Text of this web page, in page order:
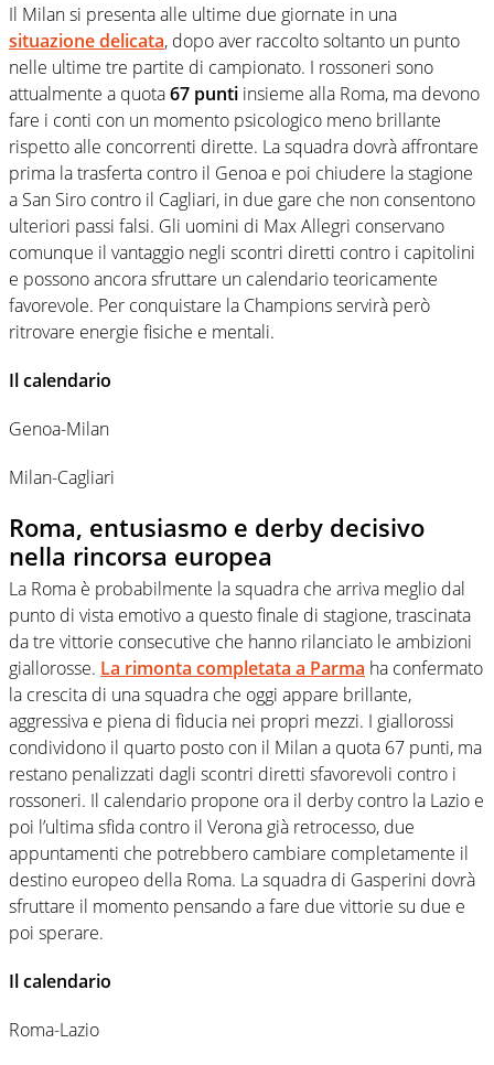
Il Milan si presenta alle ultime due giornate in una
situazione delicata, dopo aver raccolto soltanto un punto
nelle ultime tre partite di campionato. I rossoneri sono
attualmente a quota67 punti insieme alla Roma, ma devono
fare i conti con un momento psicologico meno brillante
rispetto alle concorrenti dirette. La squadra dovrà affrontare
prima la trasferta contro il Genoa e poi chiudere la stagione
a San Siro contro il Cagliari, in due gare che non consentono
ulteriori passi falsi. Gli uomini di Max Allegri conservano
comunque il vantaggio negli scontri diretti contro i capitolini
e possono ancora sfruttare un calendario teoricamente
favorevole. Per conquistare la Champions servirà però
ritrovare energie fisiche e mentali.
Il calendario
Genoa-Milan
Milan-Cagliari
Roma, entusiasmo e derby decisivo
nella rincorsa europea
La Roma è probabilmente la squadra che arriva meglio dal
punto di vista emotivo a questo finale di stagione, trascinata
da tre vittorie consecutive che hanno rilanciato le ambizioni
giallorosse. La rimonta completata a Parma ha confermato
la crescita di una squadra che oggi appare brillante,
aggressiva e piena di fiducia nei propri mezzi. I giallorossi
condividono il quarto posto con il Milan a quota 67 punti, ma
restano penalizzati dagli scontri diretti sfavorevoli contro i
rossoneri. Il calendario propone ora il derby contro la Lazio e
poi l’ultima sfida contro il Verona già retrocesso, due
appuntamenti che potrebbero cambiare completamente il
destino europeo della Roma. La squadra di Gasperini dovrà
sfruttare il momento pensando a fare due vittorie su due e
poi sperare.
Il calendario
Roma-Lazio